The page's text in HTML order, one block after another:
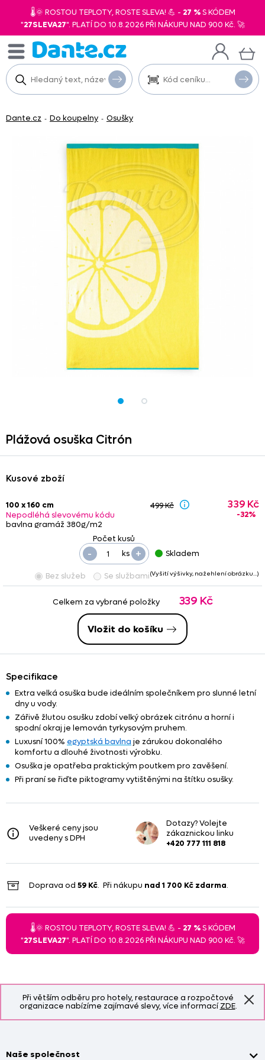
🌡️🌞 ROSTOU TEPLOTY, ROSTE SLEVA! 💪 - 27 %S KÓDEM
"27SLEVA27". PLATÍ DO 10.8.2026 PŘI NÁKUPU NAD 900 Kč. 🚀
Při větším odběru pro hotely, restaurace a rozpočtové
organizace nabízíme zajímavé slevy, více informacíZDE.
Dante.cz - Do koupelny - Osušky
Plážová osuška Citrón
Kusové zboží
100 x 160 cm
Nepodléhá slevovému kódu
bavlna gramáž 380g/m2
ks +
-
499 Kč 339 Kč
-32%
Skladem
Bez služeb Se službami(Vyšití výšivky, nažehlení obrázku…)
Celkem za vybrané položky 339 Kč
Vložit do košíku
Specifikace
Extra velká osuška bude ideálním společníkem pro slunné letní
dny u vody.
Zářivě žlutou osušku zdobí velký obrázek citrónu a horní i
spodní okraj je lemován tyrkysovým pruhem.
Luxusní 100% egyptská bavlna je zárukou dokonalého
komfortu a dlouhé životnosti výrobku.
Osuška je opatřeba praktickým poutkem pro zavěšení.
Při praní se řiďte piktogramy vytištěnými na štítku osušky.
Veškeré ceny jsou
uvedeny s DPH
Dotazy? Volejte
zákaznickou linku
+420 777 111 818
Doprava od 59 Kč. Při nákupu nad 1 700 Kč zdarma.
🌡️🌞 ROSTOU TEPLOTY, ROSTE SLEVA! 💪 - 27 %S KÓDEM
"27SLEVA27". PLATÍ DO 10.8.2026 PŘI NÁKUPU NAD 900 Kč. 🚀
Naše společnost